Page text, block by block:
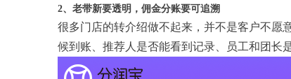
2、老带新要透明，佣金分账要可追溯
很多门店的转介绍做不起来，并不是客户不愿
候到账、推荐人是否能看到记录、员工和团长